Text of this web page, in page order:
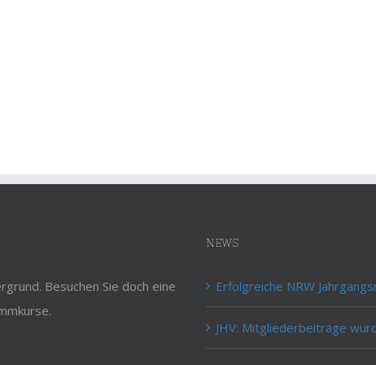
Besuchen Sie doch eine
NEWS
Erfolgreiche NRW
JHV: Mitgliederbeiträge